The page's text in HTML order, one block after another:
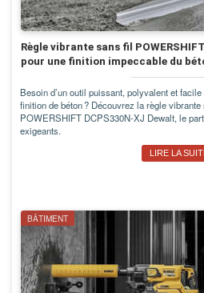
Règle vibrante sans fil
pour une finition impeccable du
Besoin d’un outil puissant, polyvalent et
finition de béton ? Découvrez la règle vibrante
POWERSHIFT DCPS330N-XJ Dewalt, le
exigeants.
LIRE LA
BÂTIMENT